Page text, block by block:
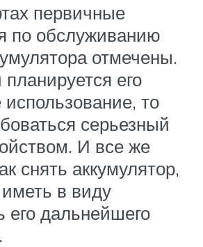
первичные
по обслуживанию
отмечены.
его
то
серьезный
И все же
снять аккумулятор,
в виду
его дальнейшего